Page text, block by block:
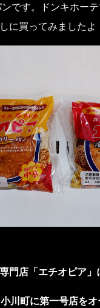
です。ドンキホー
に買ってみましたよ
門店「エチオピア」
川町に第一号店を